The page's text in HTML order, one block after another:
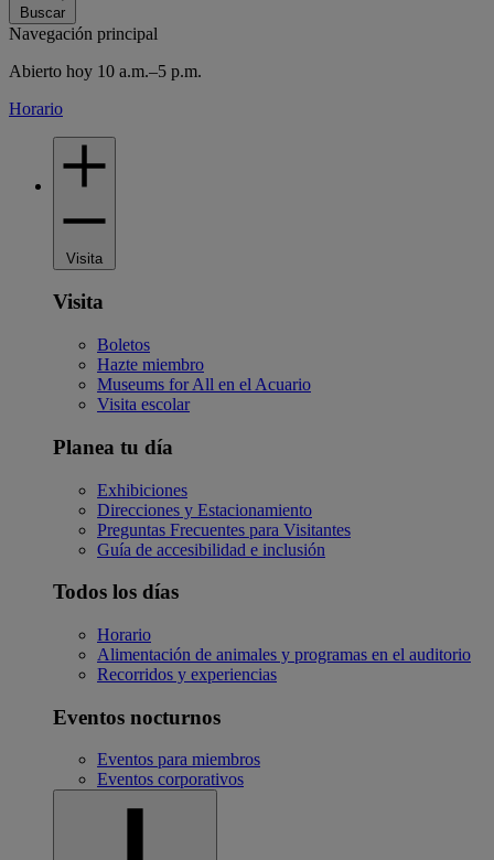
Buscar
Navegación principal
Abierto hoy 10 a.m.–5 p.m.
Horario
Visita
Visita
Boletos
Hazte miembro
Museums for All en el Acuario
Visita escolar
Planea tu día
Exhibiciones
Direcciones y Estacionamiento
Preguntas Frecuentes para Visitantes
Guía de accesibilidad e inclusión
Todos los días
Horario
Alimentación de animales y programas en el auditorio
Recorridos y experiencias
Eventos nocturnos
Eventos para miembros
Eventos corporativos